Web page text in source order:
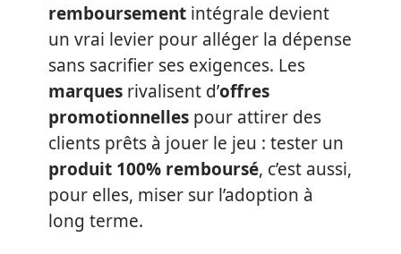
remboursement intégrale devient
un vrai levier pour alléger la dépense
sans sacrifier ses exigences. Les
marques rivalisent d’offres
promotionnelles pour attirer des
clients prêts à jouer le jeu : tester un
produit 100% remboursé, c’est aussi,
pour elles, miser sur l’adoption à
long terme.